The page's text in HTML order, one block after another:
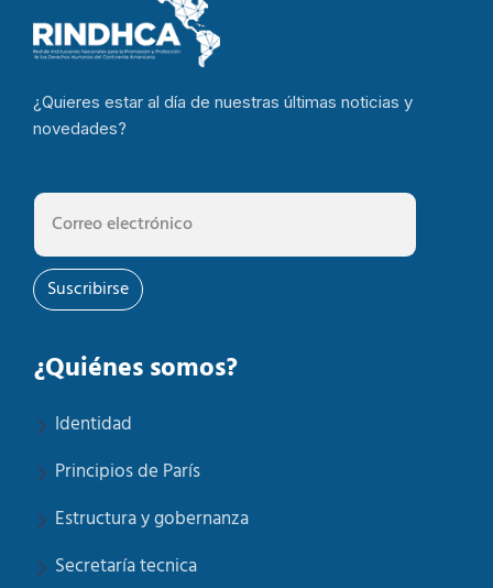
¿Quieres estar al día de nuestras últimas noticias y
novedades?
Suscribirse
¿Quiénes somos?
Identidad
Principios de París
Estructura y gobernanza
Secretaría tecnica